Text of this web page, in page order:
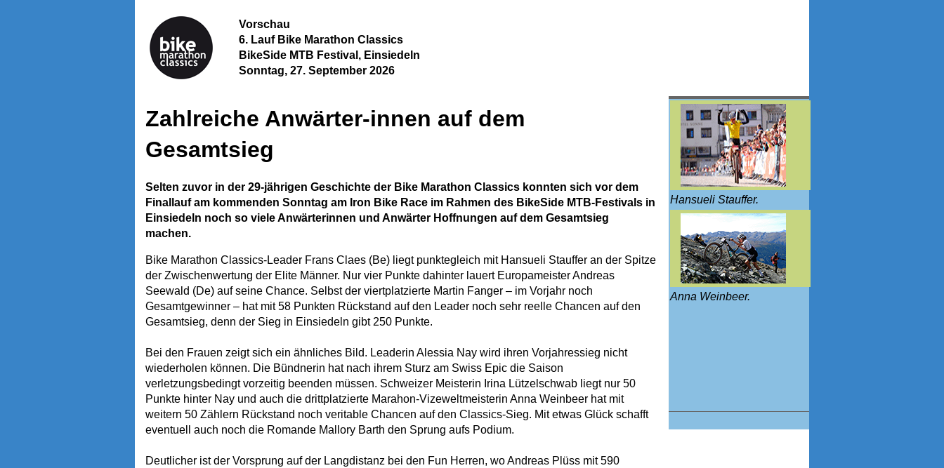
Vorschau
6. Lauf Bike Marathon Classics
BikeSide MTB Festival, Einsiedeln
Sonntag, 27. September 2026
Hansueli Stauffer.
Anna Weinbeer.
Zahlreiche Anwärter-innen auf dem
Gesamtsieg
Selten zuvor in der 29-jährigen Geschichte der Bike Marathon Classics konnten sich vor dem
Finallauf am kommenden Sonntag am Iron Bike Race im Rahmen des BikeSide MTB-Festivals in
Einsiedeln noch so viele Anwärterinnen und Anwärter Hoffnungen auf dem Gesamtsieg
machen.
Bike Marathon Classics-Leader Frans Claes (Be) liegt punktegleich mit Hansueli Stauffer an der Spitze
der Zwischenwertung der Elite Männer. Nur vier Punkte dahinter lauert Europameister Andreas
Seewald (De) auf seine Chance. Selbst der viertplatzierte Martin Fanger – im Vorjahr noch
Gesamtgewinner – hat mit 58 Punkten Rückstand auf den Leader noch sehr reelle Chancen auf den
Gesamtsieg, denn der Sieg in Einsiedeln gibt 250 Punkte.
Bei den Frauen zeigt sich ein ähnliches Bild. Leaderin Alessia Nay wird ihren Vorjahressieg nicht
wiederholen können. Die Bündnerin hat nach ihrem Sturz am Swiss Epic die Saison
verletzungsbedingt vorzeitig beenden müssen. Schweizer Meisterin Irina Lützelschwab liegt nur 50
Punkte hinter Nay und auch die drittplatzierte Marahon-Vizeweltmeisterin Anna Weinbeer hat mit
weitern 50 Zählern Rückstand noch veritable Chancen auf den Classics-Sieg. Mit etwas Glück schafft
eventuell auch noch die Romande Mallory Barth den Sprung aufs Podium.
Deutlicher ist der Vorsprung auf der Langdistanz bei den Fun Herren, wo Andreas Plüss mit 590